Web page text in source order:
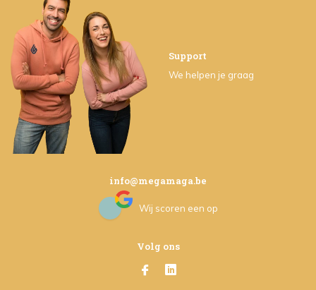
Support
We helpen je graag
info@megamaga.be
Wij scoren een op
Volg ons